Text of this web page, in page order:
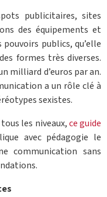
publicitaires, sites
des équipements et
publics, qu’elle
formes très diverses.
milliard d’euros par an.
a un rôle clé à
sexistes.
les niveaux,ce guide
avec pédagogie le
communication sans